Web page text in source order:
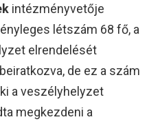
intézményvetője
létszám 68 fő, a
elrendelését
de ez a szám
a veszélyhelyzet
megkezdeni a